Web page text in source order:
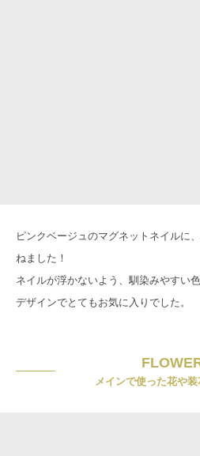
ピンクベージュのマグネットネイルに
ねました！
ネイルが浮かないよう、馴染みやすい
デザインでとてもお気に入りでした。
メインで使った花や